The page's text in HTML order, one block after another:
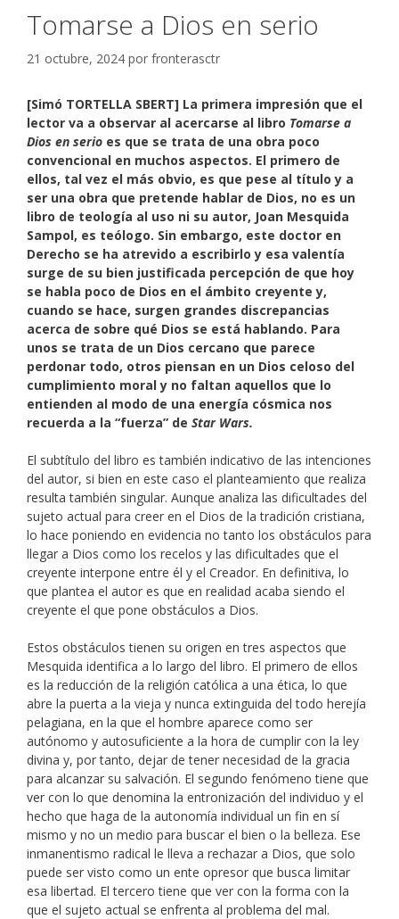
Tomarse a Dios en serio
21 octubre, 2024 por fronterasctr
[Simó TORTELLA SBERT] La primera impresión que el
lector va a observar al acercarse al libro Tomarse a
Dios en serio es que se trata de una obra poco
convencional en muchos aspectos. El primero de
ellos, tal vez el más obvio, es que pese al título y a
ser una obra que pretende hablar de Dios, no es un
libro de teología al uso ni su autor, Joan Mesquida
Sampol, es teólogo. Sin embargo, este doctor en
Derecho se ha atrevido a escribirlo y esa valentía
surge de su bien justificada percepción de que hoy
se habla poco de Dios en el ámbito creyente y,
cuando se hace, surgen grandes discrepancias
acerca de sobre qué Dios se está hablando. Para
unos se trata de un Dios cercano que parece
perdonar todo, otros piensan en un Dios celoso del
cumplimiento moral y no faltan aquellos que lo
entienden al modo de una energía cósmica nos
recuerda a la “fuerza” de Star Wars.
El subtítulo del libro es también indicativo de las intenciones
del autor, si bien en este caso el planteamiento que realiza
resulta también singular. Aunque analiza las dificultades del
sujeto actual para creer en el Dios de la tradición cristiana,
lo hace poniendo en evidencia no tanto los obstáculos para
llegar a Dios como los recelos y las dificultades que el
creyente interpone entre él y el Creador. En definitiva, lo
que plantea el autor es que en realidad acaba siendo el
creyente el que pone obstáculos a Dios.
Estos obstáculos tienen su origen en tres aspectos que
Mesquida identifica a lo largo del libro. El primero de ellos
es la reducción de la religión católica a una ética, lo que
abre la puerta a la vieja y nunca extinguida del todo herejía
pelagiana, en la que el hombre aparece como ser
autónomo y autosuficiente a la hora de cumplir con la ley
divina y, por tanto, dejar de tener necesidad de la gracia
para alcanzar su salvación. El segundo fenómeno tiene que
ver con lo que denomina la entronización del individuo y el
hecho que haga de la autonomía individual un fin en sí
mismo y no un medio para buscar el bien o la belleza. Ese
inmanentismo radical le lleva a rechazar a Dios, que solo
puede ser visto como un ente opresor que busca limitar
esa libertad. El tercero tiene que ver con la forma con la
que el sujeto actual se enfrenta al problema del mal.